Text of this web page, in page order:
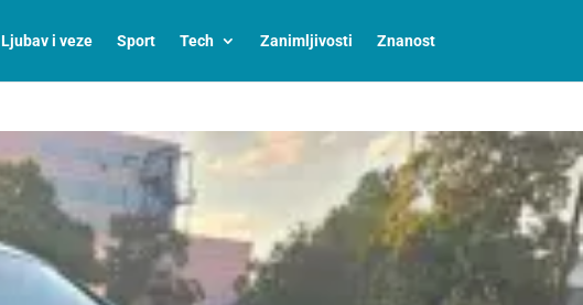
Ljubav i veze Sport Tech Zanimljivosti Znanost